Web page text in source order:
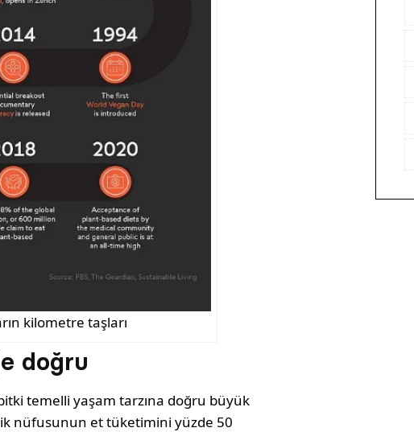
kilometre taşları
doğru
temelli yaşam tarzına doğru büyük
nüfusunun et tüketimini yüzde 50